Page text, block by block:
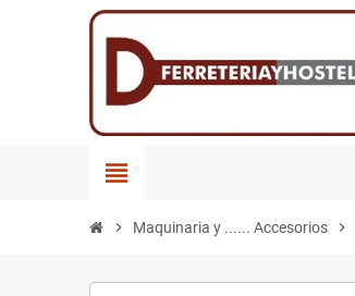
view_headline
chevron_right Maquinaria y ...... Accesorios chevron_right